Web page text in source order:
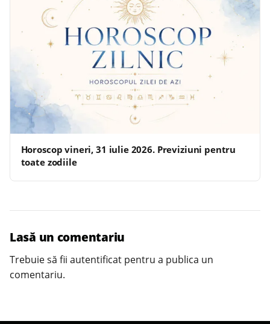
Horoscop vineri, 31 iulie 2026. Previziuni pentru
toate zodiile
Lasă un comentariu
Trebuie să fii autentificat pentru a publica un
comentariu.